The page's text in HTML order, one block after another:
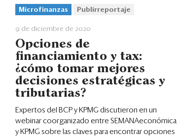
Microfinanzas Publirreportaje
9 de diciembre de 2020
Opciones de
financiamiento y tax:
¿cómo tomar mejores
decisiones estratégicas y
tributarias?
Expertos del BCP y KPMG discutieron en un
webinar coorganizado entre SEMANAeconómica
y KPMG sobre las claves para encontrar opciones